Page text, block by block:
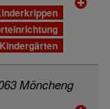
Kindergärten
Möncheng